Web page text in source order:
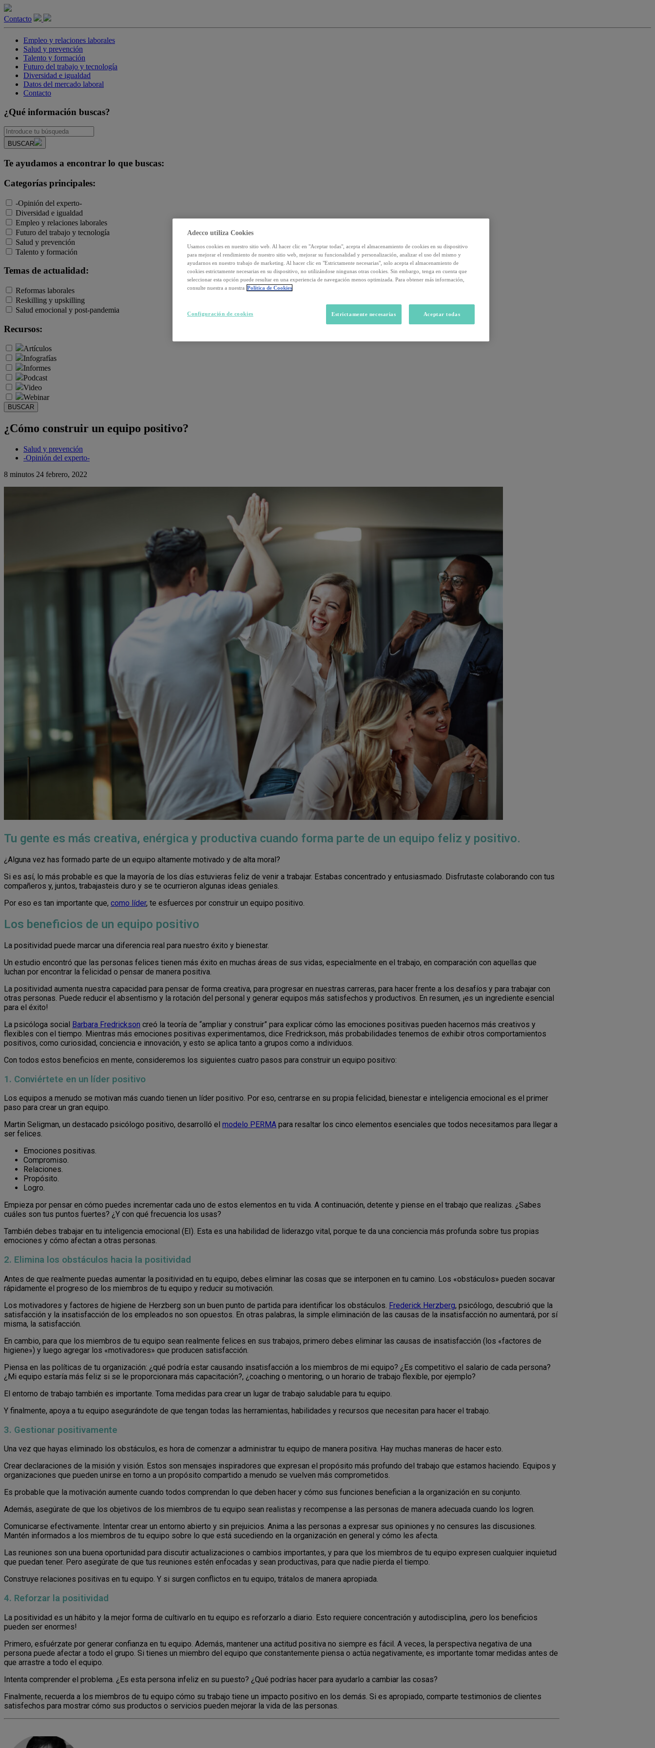
Contacto
Empleo y relaciones laborales
Salud y prevención
Talento y formación
Futuro del trabajo y tecnología
Diversidad e igualdad
Datos del mercado laboral
Contacto
¿Qué información buscas?
BUSCAR
Te ayudamos a encontrar lo que buscas:
Categorías principales:
-Opinión del experto-
Diversidad e igualdad
Empleo y relaciones laborales
Futuro del trabajo y tecnología
Salud y prevención
Talento y formación
Temas de actualidad:
Reformas laborales
Reskilling y upskilling
Salud emocional y post-pandemia
Recursos:
Artículos
Infografías
Informes
Podcast
Video
Webinar
BUSCAR
¿Cómo construir un equipo positivo?
Salud y prevención
-Opinión del experto-
8 minutos 24 febrero, 2022
Tu gente es más creativa, enérgica y productiva cuando forma parte de un equipo feliz y positivo.
¿Alguna vez has formado parte de un equipo altamente motivado y de alta moral?
Si es así, lo más probable es que la mayoría de los días estuvieras feliz de venir a trabajar. Estabas concentrado y entusiasmado. Disfrutaste colaborando con tus
compañeros y, juntos, trabajasteis duro y se te ocurrieron algunas ideas geniales.
Por eso es tan importante que, como líder, te esfuerces por construir un equipo positivo.
Los beneficios de un equipo positivo
La positividad puede marcar una diferencia real para nuestro éxito y bienestar.
Un estudio encontró que las personas felices tienen más éxito en muchas áreas de sus vidas, especialmente en el trabajo, en comparación con aquellas que
luchan por encontrar la felicidad o pensar de manera positiva.
La positividad aumenta nuestra capacidad para pensar de forma creativa, para progresar en nuestras carreras, para hacer frente a los desafíos y para trabajar con
otras personas. Puede reducir el absentismo y la rotación del personal y generar equipos más satisfechos y productivos. En resumen, ¡es un ingrediente esencial
para el éxito!
La psicóloga social Barbara Fredrickson creó la teoría de “ampliar y construir” para explicar cómo las emociones positivas pueden hacernos más creativos y
flexibles con el tiempo. Mientras más emociones positivas experimentamos, dice Fredrickson, más probabilidades tenemos de exhibir otros comportamientos
positivos, como curiosidad, conciencia e innovación, y esto se aplica tanto a grupos como a individuos.
Con todos estos beneficios en mente, consideremos los siguientes cuatro pasos para construir un equipo positivo:
1. Conviértete en un líder positivo
Los equipos a menudo se motivan más cuando tienen un líder positivo. Por eso, centrarse en su propia felicidad, bienestar e inteligencia emocional es el primer
paso para crear un gran equipo.
Martin Seligman, un destacado psicólogo positivo, desarrolló el modelo PERMA para resaltar los cinco elementos esenciales que todos necesitamos para llegar a
ser felices.
Emociones positivas.
Compromiso.
Relaciones.
Propósito.
Logro.
Empieza por pensar en cómo puedes incrementar cada uno de estos elementos en tu vida. A continuación, detente y piense en el trabajo que realizas. ¿Sabes
cuáles son tus puntos fuertes? ¿Y con qué frecuencia los usas?
También debes trabajar en tu inteligencia emocional (EI). Esta es una habilidad de liderazgo vital, porque te da una conciencia más profunda sobre tus propias
emociones y cómo afectan a otras personas.
2. Elimina los obstáculos hacia la positividad
Antes de que realmente puedas aumentar la positividad en tu equipo, debes eliminar las cosas que se interponen en tu camino. Los «obstáculos» pueden socavar
rápidamente el progreso de los miembros de tu equipo y reducir su motivación.
Los motivadores y factores de higiene de Herzberg son un buen punto de partida para identificar los obstáculos. Frederick Herzberg, psicólogo, descubrió que la
satisfacción y la insatisfacción de los empleados no son opuestos. En otras palabras, la simple eliminación de las causas de la insatisfacción no aumentará, por sí
misma, la satisfacción.
En cambio, para que los miembros de tu equipo sean realmente felices en sus trabajos, primero debes eliminar las causas de insatisfacción (los «factores de
higiene») y luego agregar los «motivadores» que producen satisfacción.
Piensa en las políticas de tu organización: ¿qué podría estar causando insatisfacción a los miembros de mi equipo? ¿Es competitivo el salario de cada persona?
¿Mi equipo estaría más feliz si se le proporcionara más capacitación?, ¿coaching o mentoring, o un horario de trabajo flexible, por ejemplo?
El entorno de trabajo también es importante. Toma medidas para crear un lugar de trabajo saludable para tu equipo.
Y finalmente, apoya a tu equipo asegurándote de que tengan todas las herramientas, habilidades y recursos que necesitan para hacer el trabajo.
3. Gestionar positivamente
Una vez que hayas eliminado los obstáculos, es hora de comenzar a administrar tu equipo de manera positiva. Hay muchas maneras de hacer esto.
Crear declaraciones de la misión y visión. Estos son mensajes inspiradores que expresan el propósito más profundo del trabajo que estamos haciendo. Equipos y
organizaciones que pueden unirse en torno a un propósito compartido a menudo se vuelven más comprometidos.
Es probable que la motivación aumente cuando todos comprendan lo que deben hacer y cómo sus funciones benefician a la organización en su conjunto.
Además, asegúrate de que los objetivos de los miembros de tu equipo sean realistas y recompense a las personas de manera adecuada cuando los logren.
Comunicarse efectivamente. Intentar crear un entorno abierto y sin prejuicios. Anima a las personas a expresar sus opiniones y no censures las discusiones.
Mantén informados a los miembros de tu equipo sobre lo que está sucediendo en la organización en general y cómo les afecta.
Las reuniones son una buena oportunidad para discutir actualizaciones o cambios importantes, y para que los miembros de tu equipo expresen cualquier inquietud
que puedan tener. Pero asegúrate de que tus reuniones estén enfocadas y sean productivas, para que nadie pierda el tiempo.
Construye relaciones positivas en tu equipo. Y si surgen conflictos en tu equipo, trátalos de manera apropiada.
4. Reforzar la positividad
La positividad es un hábito y la mejor forma de cultivarlo en tu equipo es reforzarlo a diario. Esto requiere concentración y autodisciplina, ¡pero los beneficios
pueden ser enormes!
Primero, esfuérzate por generar confianza en tu equipo. Además, mantener una actitud positiva no siempre es fácil. A veces, la perspectiva negativa de una
persona puede afectar a todo el grupo. Si tienes un miembro del equipo que constantemente piensa o actúa negativamente, es importante tomar medidas antes de
que arrastre a todo el equipo.
Intenta comprender el problema. ¿Es esta persona infeliz en su puesto? ¿Qué podrías hacer para ayudarlo a cambiar las cosas?
Finalmente, recuerda a los miembros de tu equipo cómo su trabajo tiene un impacto positivo en los demás. Si es apropiado, comparte testimonios de clientes
satisfechos para mostrar cómo sus productos o servicios pueden mejorar la vida de las personas.
Adecco utiliza Cookies
Usamos cookies en nuestro sitio web. Al hacer clic en "Aceptar todas", acepta el almacenamiento de cookies en su dispositivo
para mejorar el rendimiento de nuestro sitio web, mejorar su funcionalidad y personalización, analizar el uso del mismo y
ayudarnos en nuestro trabajo de marketing. Al hacer clic en "Estrictamente necesarias", solo acepta el almacenamiento de
cookies estrictamente necesarias en su dispositivo, no utilizándose ningunas otras cookies. Sin embargo, tenga en cuenta que
seleccionar esta opción puede resultar en una experiencia de navegación menos optimizada. Para obtener más información,
consulte nuestra a nuestra Política de Cookies
Estrictamente necesarias Aceptar todas
Configuración de cookies